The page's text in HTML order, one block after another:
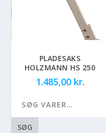
PLADESAKS
HOLZMANN HS 250
1.485,00 kr.
SØG